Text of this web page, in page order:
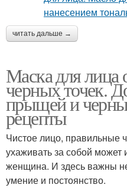
читать дальше →
Маска для
черных точек.
прыщей и
рецепты
Чистое лицо, правильные
ухаживать за собой
женщина. И здесь важны
умение и постоянство.